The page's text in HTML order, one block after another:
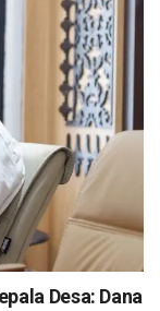
Desa: Dana